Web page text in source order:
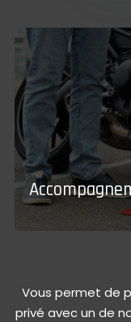
Vous permet de
privé avec un de